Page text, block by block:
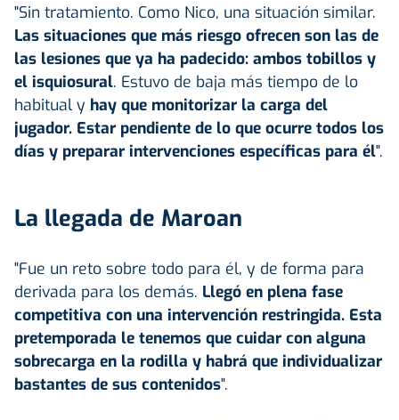
"Sin tratamiento. Como Nico, una situación similar.
Las situaciones que más riesgo ofrecen son las de
las lesiones que ya ha padecido: ambos tobillos y
el isquiosural. Estuvo de baja más tiempo de lo
habitual y hay que monitorizar la carga del
jugador. Estar pendiente de lo que ocurre todos los
días y preparar intervenciones específicas para él".
La llegada de Maroan
"Fue un reto sobre todo para él, y de forma para
derivada para los demás. Llegó en plena fase
competitiva con una intervención restringida. Esta
pretemporada le tenemos que cuidar con alguna
sobrecarga en la rodilla y habrá que individualizar
bastantes de sus contenidos".